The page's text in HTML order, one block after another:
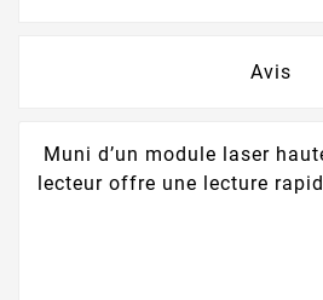
Avis
Muni d’un module laser
lecteur offre une lecture